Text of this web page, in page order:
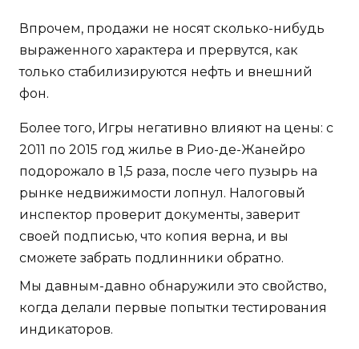
Впрочем, продажи не носят сколько-нибудь
выраженного характера и прервутся, как
только стабилизируются нефть и внешний
фон.
Более того, Игры негативно влияют на цены: с
2011 по 2015 год жилье в Рио-де-Жанейро
подорожало в 1,5 раза, после чего пузырь на
рынке недвижимости лопнул. Налоговый
инспектор проверит документы, заверит
своей подписью, что копия верна, и вы
сможете забрать подлинники обратно.
Мы давным-давно обнаружили это свойство,
когда делали первые попытки тестирования
индикаторов.